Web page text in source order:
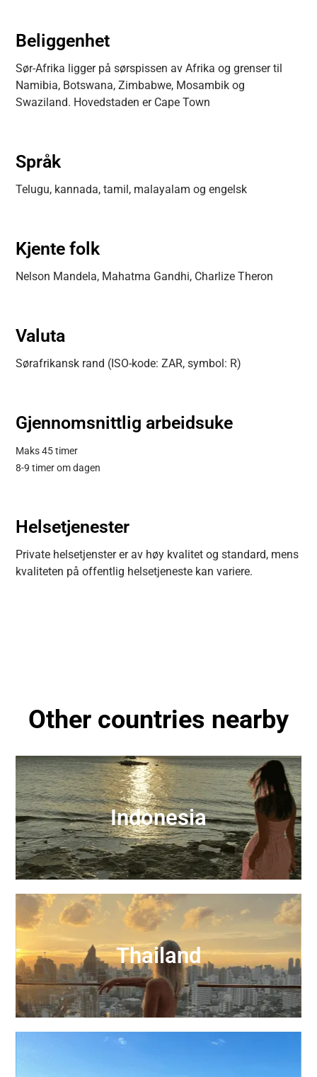
Beliggenhet
Sør-Afrika ligger på sørspissen av Afrika og grenser til
Namibia, Botswana, Zimbabwe, Mosambik og
Swaziland. Hovedstaden er Cape Town
Språk
Telugu, kannada, tamil, malayalam og engelsk
Kjente folk
Nelson Mandela, Mahatma Gandhi, Charlize Theron
Valuta
Sørafrikansk rand (ISO-kode: ZAR, symbol: R)
Gjennomsnittlig arbeidsuke
Maks 45 timer
8-9 timer om dagen
Helsetjenester
Private helsetjenster er av høy kvalitet og standard, mens
kvaliteten på offentlig helsetjeneste kan variere.
Other countries nearby
Indonesia
Thailand